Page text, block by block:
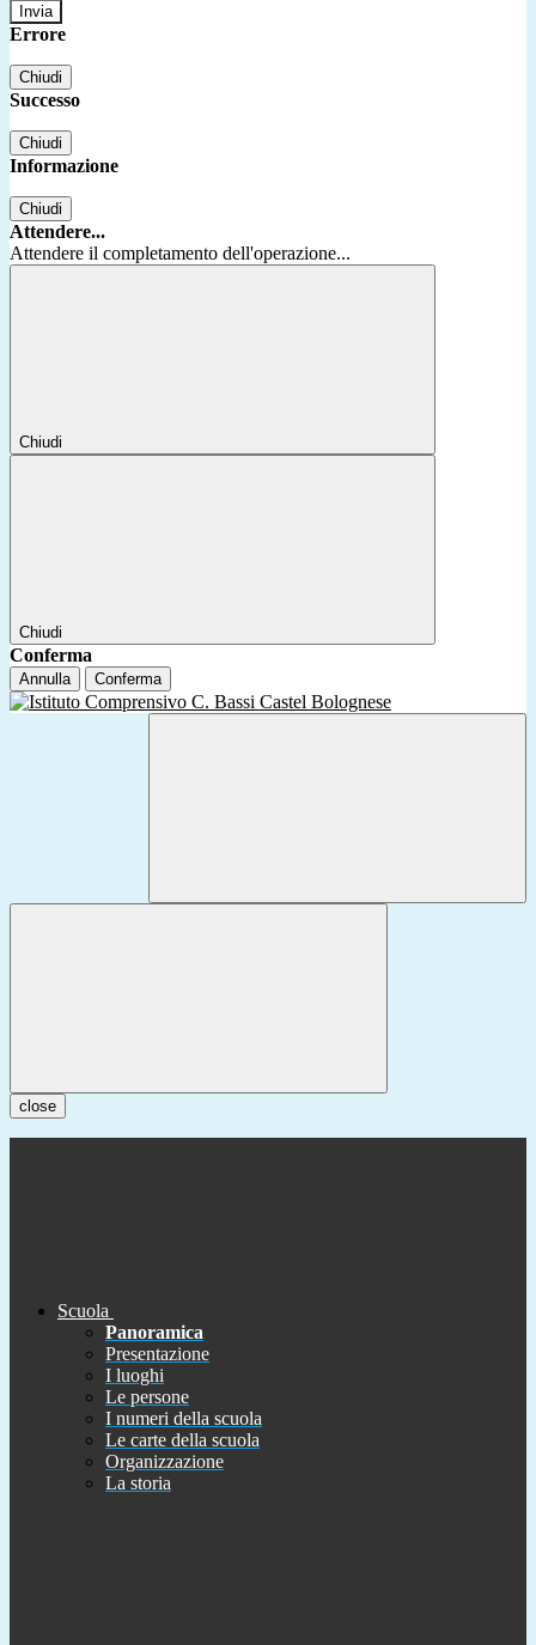
Errore
Chiudi
Successo
Chiudi
Informazione
Chiudi
Attendere...
Attendere il completamento dell'operazione...
Chiudi
Chiudi
Conferma
Annulla Conferma
close
Scuola
Panoramica
Presentazione
I luoghi
Le persone
I numeri della scuola
Le carte della scuola
Organizzazione
La storia